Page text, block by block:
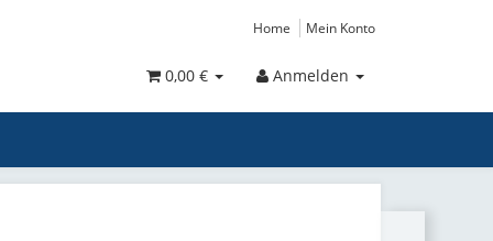
Home Mein Konto
Anmelden
0,00 €